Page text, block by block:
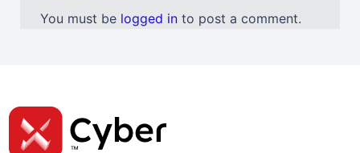
You must be logged in to post a comment.